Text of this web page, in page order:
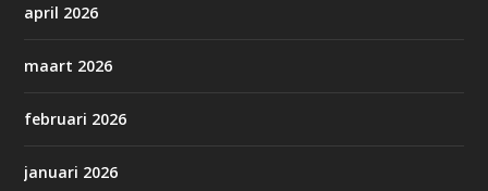
april 2026
maart 2026
februari 2026
januari 2026